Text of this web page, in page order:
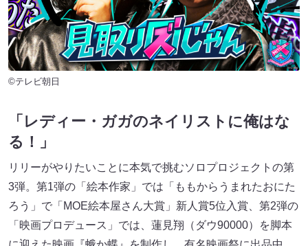
©テレビ朝日
「レディー・ガガのネイリストに俺はな
る！」
リリーがやりたいことに本気で挑むソロプロジェクトの第
3弾。第1弾の「絵本作家」では「ももからうまれたおにた
ろう」で「MOE絵本屋さん大賞」新人賞5位入賞、第2弾の
「映画プロデュース」では、蓮見翔（ダウ90000）を脚本